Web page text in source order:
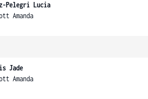
Pelegri Lucia
Amanda
Jade
Amanda